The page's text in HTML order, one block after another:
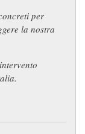
per
la nostra